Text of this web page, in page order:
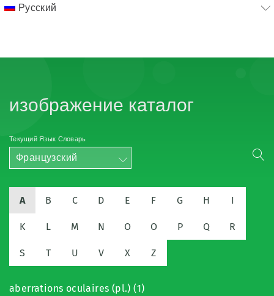
Русский
изображение каталог
Текущий Язык Словарь
Французский
A B C D E F G H I
K L M N O O P Q R
S T U V X Z
aberrations oculaires (pl.) (1)